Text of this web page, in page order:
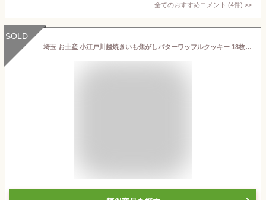
全てのおすすめコメント (4件) >
SOLD
埼玉 お土産 小江戸川越焼きいも焦がしバターワッフルクッキー 18枚入 埼玉みやげ さいたま 川越 おみやげ 焼いも さつまいも 洋菓子 ケヤキ堂